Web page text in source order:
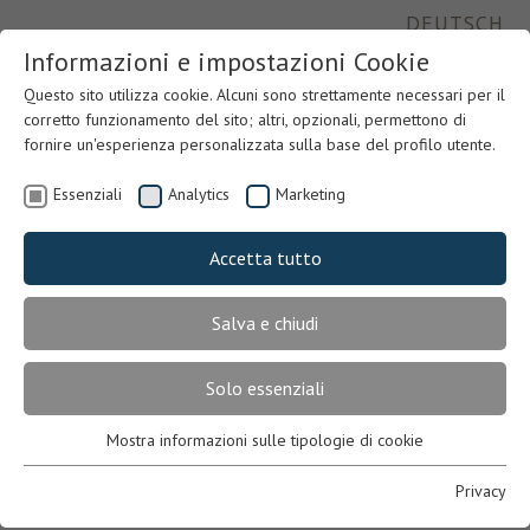
DEUTSCH
Previous
Informazioni e impostazioni Cookie
Questo sito utilizza cookie. Alcuni sono strettamente necessari per il
corretto funzionamento del sito; altri, opzionali, permettono di
fornire un'esperienza personalizzata sulla base del profilo utente.
Essenziali Analytics Marketing
Accetta tutto
Salva e chiudi
Solo essenziali
Essenziali
Necessari per il corretto funzionamento del sito. In mancanza,
Mostra informazioni sulle tipologie di cookie
Privacy